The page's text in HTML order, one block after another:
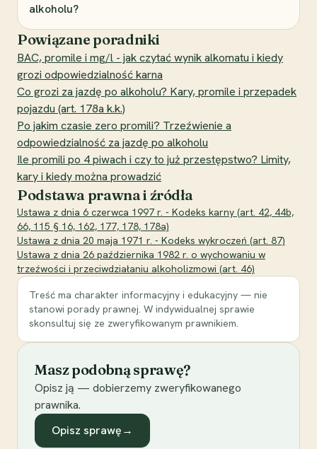
alkoholu?
Powiązane poradniki
BAC, promile i mg/l - jak czytać wynik alkomatu i kiedy
grozi odpowiedzialność karna
Co grozi za jazdę po alkoholu? Kary, promile i przepadek
pojazdu (art. 178a k.k.)
Po jakim czasie zero promili? Trzeźwienie a
odpowiedzialność za jazdę po alkoholu
Ile promili po 4 piwach i czy to już przestępstwo? Limity,
kary i kiedy można prowadzić
Podstawa prawna i źródła
Ustawa z dnia 6 czerwca 1997 r. - Kodeks karny (art. 42, 44b,
66, 115 § 16, 162, 177, 178, 178a)
Ustawa z dnia 20 maja 1971 r. - Kodeks wykroczeń (art. 87)
Ustawa z dnia 26 października 1982 r. o wychowaniu w
trzeźwości i przeciwdziałaniu alkoholizmowi (art. 46)
Treść ma charakter informacyjny i edukacyjny — nie
stanowi porady prawnej. W indywidualnej sprawie
skonsultuj się ze zweryfikowanym prawnikiem.
Masz podobną sprawę?
Opisz ją — dobierzemy zweryfikowanego
prawnika.
Opisz sprawę→